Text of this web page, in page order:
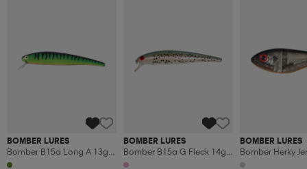
BOMBER LURES
Bomber B15a Long A 13g
12cm - Bft
BOMBER LURES
Bomber B15a G Fleck 14g
12cm - Gfrt
BOMBER LURES
Bomber Herky
66g, 14,8cm -